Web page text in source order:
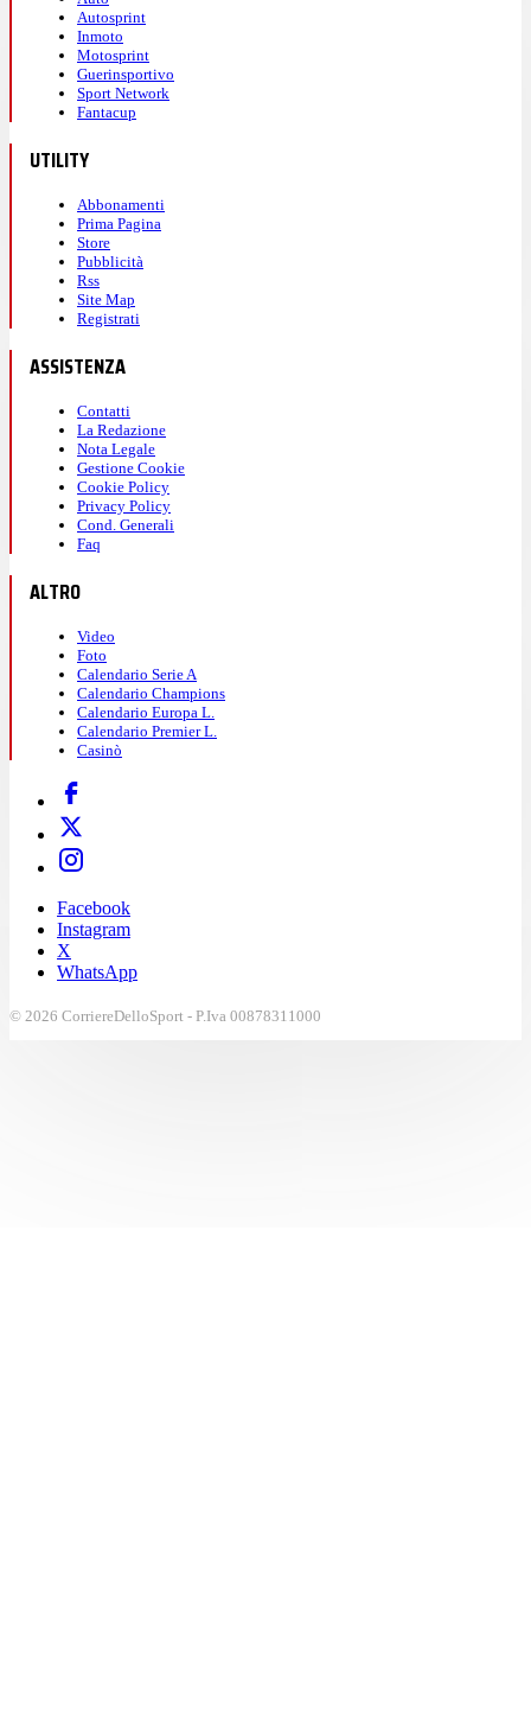
Autosprint
Inmoto
Motosprint
Guerinsportivo
Sport Network
Fantacup
UTILITY
Abbonamenti
Prima Pagina
Store
Pubblicità
Rss
Site Map
Registrati
ASSISTENZA
Contatti
La Redazione
Nota Legale
Gestione Cookie
Cookie Policy
Privacy Policy
Cond. Generali
Faq
ALTRO
Video
Foto
Calendario Serie A
Calendario Champions
Calendario Europa L.
Calendario Premier L.
Casinò
Facebook
Instagram
X
WhatsApp
© 2026 CorriereDelloSport - P.Iva 00878311000